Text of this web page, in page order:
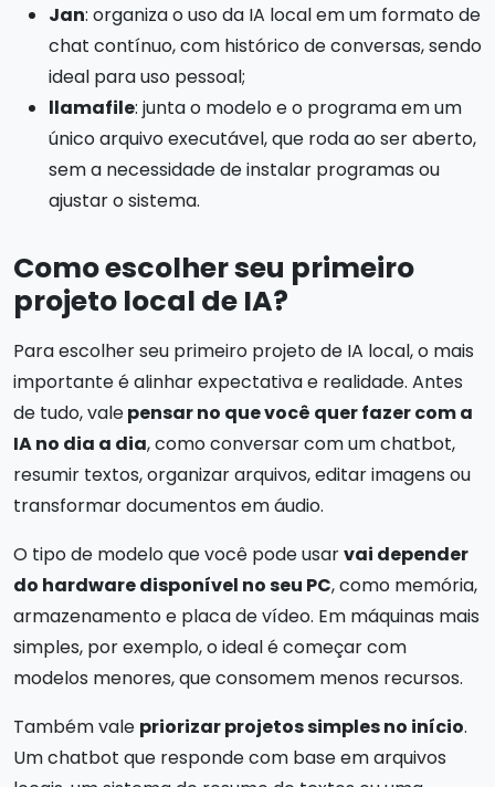
Jan: organiza o uso da IA local em um formato de
chat contínuo, com histórico de conversas, sendo
ideal para uso pessoal;
llamafile: junta o modelo e o programa em um
único arquivo executável, que roda ao ser aberto,
sem a necessidade de instalar programas ou
ajustar o sistema.
Como escolher seu primeiro
projeto local de IA?
Para escolher seu primeiro projeto de IA local, o mais
importante é alinhar expectativa e realidade. Antes
de tudo, valepensar no que você quer fazer com a
IA no dia a dia, como conversar com um chatbot,
resumir textos, organizar arquivos, editar imagens ou
transformar documentos em áudio.
O tipo de modelo que você pode usarvai depender
do hardware disponível no seu PC, como memória,
armazenamento e placa de vídeo. Em máquinas mais
simples, por exemplo, o ideal é começar com
modelos menores, que consomem menos recursos.
Também vale priorizar projetos simples no início.
Um chatbot que responde com base em arquivos